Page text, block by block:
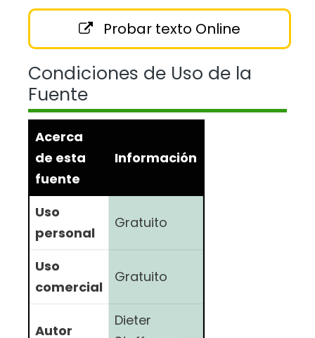
Probar texto Online
Condiciones de Uso de la
Fuente
Acerca
de esta
fuente
Información
Uso
personal
Gratuito
Uso
comercial
Gratuito
Autor
Dieter